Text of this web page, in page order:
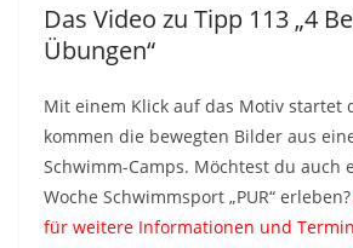
Das Video zu Tipp 113 „4
Übungen“
Mit einem Klick auf das Motiv startet
kommen die bewegten Bilder aus
Schwimm-Camps. Möchtest du auch
Woche Schwimmsport „PUR“ erleben?
für weitere Informationen und